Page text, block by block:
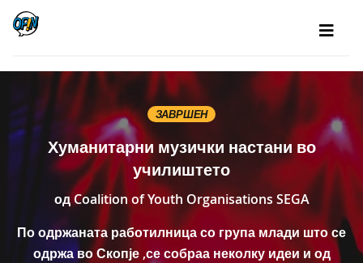
ЗАВРШЕН
Хуманитарни музички настани во
училиштето
одCoalition of Youth Organisations SEGA
По одржаната работилница со група млади што се
одржа во Скопје ,се собраа неколку идеи и од